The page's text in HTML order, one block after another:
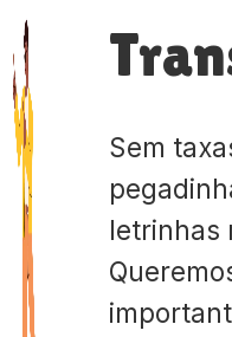
Sem
letrinhas